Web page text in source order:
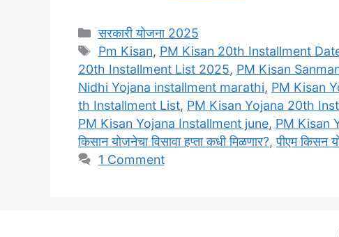
Categories
सरकारी योजना 2025
Tags
Pm Kisan, PM Kisan 20th Installment
20th Installment List 2025, PM Kisan
Nidhi Yojana installment marathi, PM Kisan
th Installment List, PM Kisan Yojana 20th
PM Kisan Yojana Installment june, PM Kisan
किसान योजनेचा विसावा हप्ता कधी मिळणार?,पीएम किसन
1 Comment